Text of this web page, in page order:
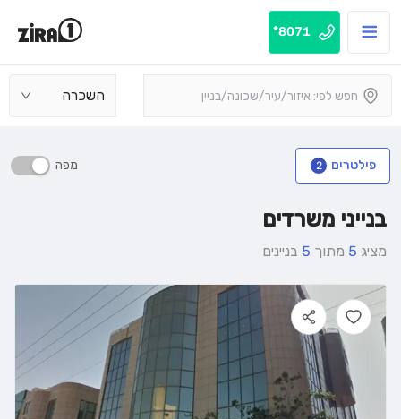
8071*
השכרה
פילטרים 2 מפה
בנייני משרדים
מציג 5 מתוך 5 בניינים